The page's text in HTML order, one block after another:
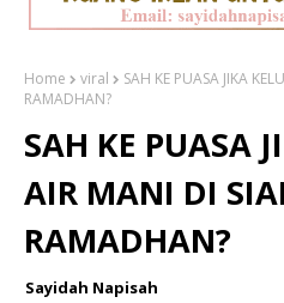
Home viral
SAH KE PUASA JIKA
RAMADHAN?
SAH KE PUASA
AIR MANI DI
RAMADHAN?
Sayidah Napisah